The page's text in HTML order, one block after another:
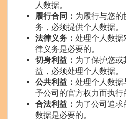
人数据。
履行合同： 为履行与您的
务，必须提供个人数据。
法律义务： 处理个人数
律义务是必要的。
切身利益： 为了保护您
益，必须处理个人数据。
公共利益： 处理个人数据
予公司的官方权力而执行
合法利益： 为了公司追
数据是必要的。